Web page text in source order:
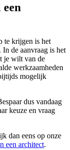
te krijgen is het
In de aanvraag is het
je wilt van de
werkzaamheden
mogelijk
dus vandaag
keuze en vraag
dan eens op onze
een architect.